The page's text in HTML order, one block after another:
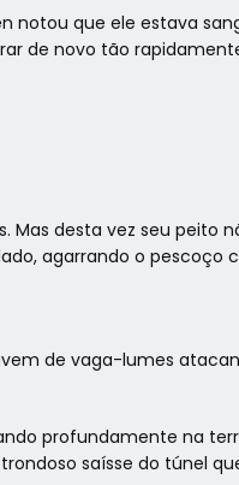
notou que ele estava
de novo tão
desta vez seu peito
agarrando o pescoço
de vaga-lumes
profundamente na
saísse do túnel